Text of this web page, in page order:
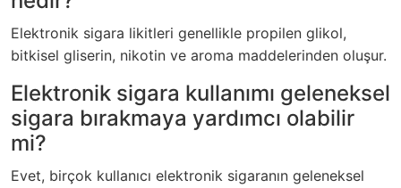
Elektronik sigara likitleri genellikle propilen glikol,
bitkisel gliserin, nikotin ve aroma maddelerinden oluşur.
Elektronik sigara kullanımı geleneksel
sigara bırakmaya yardımcı olabilir
mi?
Evet, birçok kullanıcı elektronik sigaranın geleneksel